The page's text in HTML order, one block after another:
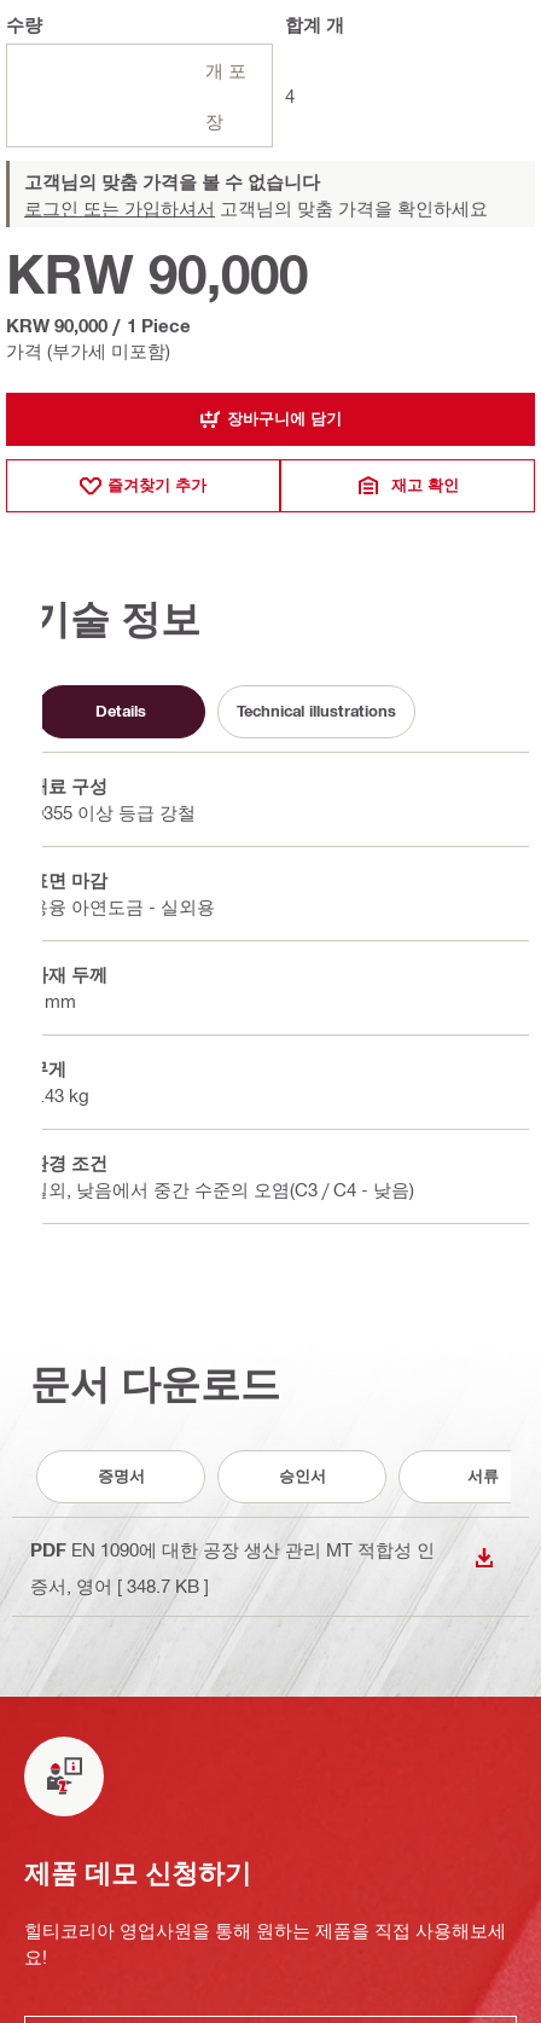
수량
개 포
장
합계 개
4
고객님의 맞춤 가격을 볼 수 없습니다
로그인 또는 가입하셔서 고객님의 맞춤 가격을 확인하세요
가격 (부가세 미포함)
KRW 90,000
KRW 90,000 / 1 Piece
장바구니에 담기
즐겨찾기 추가 재고 확인
기술 정보
Details Technical illustrations
재료 구성
Q355 이상 등급 강철
표면 마감
용융 아연도금 - 실외용
자재 두께
6 mm
무게
4.43 kg
환경 조건
실외, 낮음에서 중간 수준의 오염(C3 / C4 - 낮음)
문서 다운로드
증명서 승인서 서류
PDF EN 1090에 대한 공장 생산 관리 MT 적합성 인
증서
, 영어 [ 348.7 KB ]
다운로
제품 데모 신청하기
힐티코리아 영업사원을 통해 원하는 제품을 직접 사용해보세
요!